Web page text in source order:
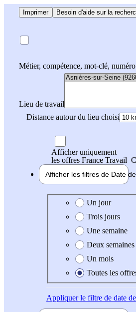
Imprimer Besoin d'aide sur la
Métier, compétence, mot-clé,
Lieu de travail
Distance autour du lieu choisi
Afficher uniquement
les offres France Travail
Afficher les filtres de Date
Date de création de l'offre
Un jour
Trois jours
Une semaine
Deux semaines
Un mois
Toutes les
Appliquerle filtre de date